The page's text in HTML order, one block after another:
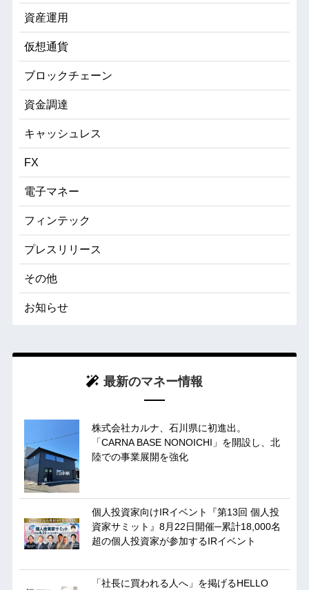
資産運用
仮想通貨
ブロックチェーン
資金調達
キャッシュレス
FX
電子マネー
フィンテック
プレスリリース
その他
お知らせ
最新のマネー情報
株式会社カルナ、石川県に初進出。
「CARNA BASE NONOICHI」を開設し、北
陸での事業展開を強化
個人投資家向けIRイベント『第13回 個人投
資家サミット』8月22日開催─累計18,000名
超の個人投資家が参加するIRイベント
「社長に買われる人へ」を掲げるHELLO